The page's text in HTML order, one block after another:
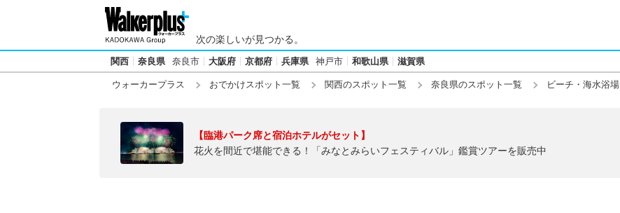
次の楽しいが見つかる。
関西 奈良県 奈良市 大阪府 京都府 兵庫県 神戸市 和歌山県 滋賀県
ウォーカープラス おでかけスポット一覧 関西のスポット一覧 奈良県のスポット一覧 ビーチ・海水浴場
【臨港パーク席と宿泊ホテルがセット】
花火を間近で堪能できる！「みなとみらいフェスティバル」鑑賞ツアーを販売中